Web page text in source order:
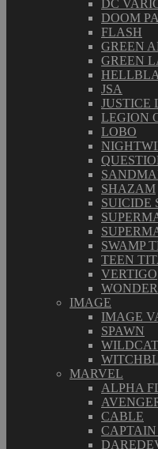
DC
DOOM
FLASH
GREEN
GREEN
JSA
JUSTICE
LEGION
LOBO
SHAZAM
SUICIDE
SWAMP
TEEN
VERTIGO
IMAGE
IMAGE
SPAWN
MARVEL
ALPHA
CABLE